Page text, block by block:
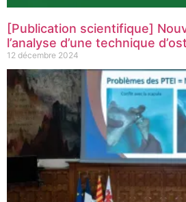
[Publication scientifique]
l’analyse d’une technique
12 décembre 2024